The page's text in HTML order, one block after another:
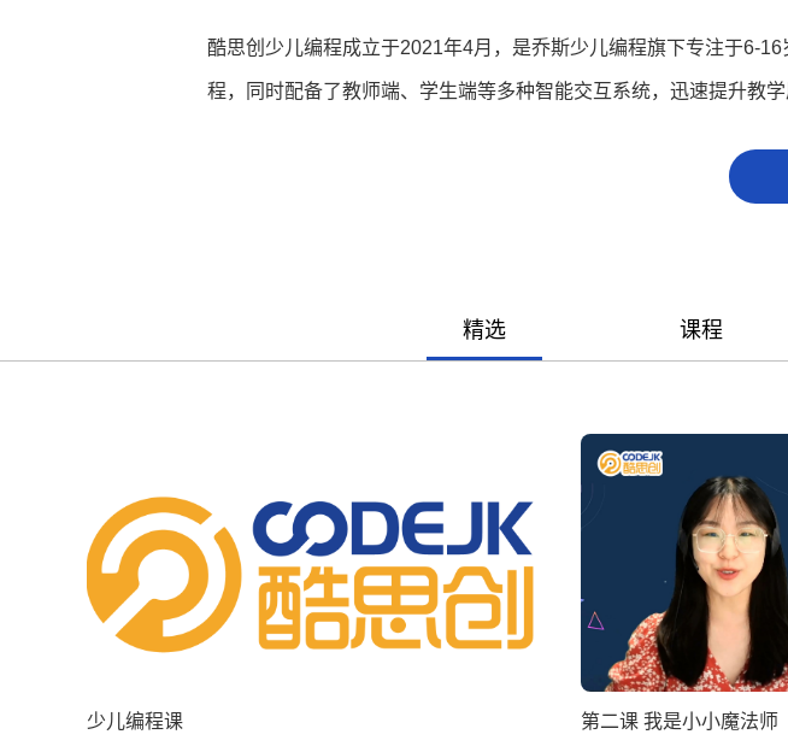
酷思创少儿编程成立于2021年4月，是乔斯少儿编程旗下专注于6-
程，同时配备了教师端、学生端等多种智能交互系统，迅速提升教
精选 课程
少儿编程课 第二课 我是小小魔法师